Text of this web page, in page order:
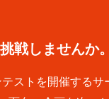
挑戦しませんか。
ストを開催するサ